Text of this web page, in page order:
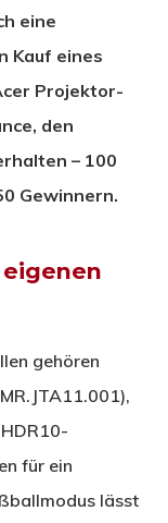
eine
Kauf eines
Projektor-
den
– 100
Gewinnern.
gehören
für ein
lässt